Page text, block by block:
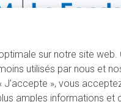
sur notre site
utilisés par nous et
», vous
amples informations et